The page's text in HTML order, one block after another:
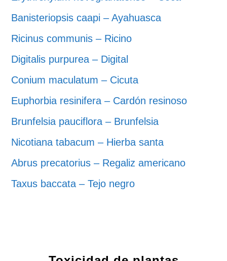
Banisteriopsis caapi – Ayahuasca
Ricinus communis – Ricino
Digitalis purpurea – Digital
Conium maculatum – Cicuta
Euphorbia resinifera – Cardón resinoso
Brunfelsia pauciflora – Brunfelsia
Nicotiana tabacum – Hierba santa
Abrus precatorius – Regaliz americano
Taxus baccata – Tejo negro